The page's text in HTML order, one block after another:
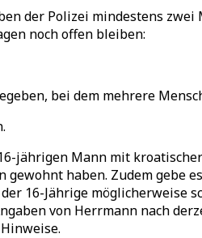
der Polizei mindestens
noch offen bleiben:
bei dem mehrere
jährigen Mann mit
haben. Zudem gebe
16-Jährige möglicherweise
von Herrmann nach